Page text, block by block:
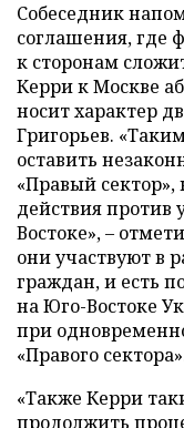
Собеседник
соглашения, где
к сторонам
Керри к Москве
носит характер
Григорьев.
оставить
«Правый
действия против
Востоке»,–
они участвуют в
граждан, и есть
на Юго-Востоке
при
«Правого
«Также Керри
продолжить